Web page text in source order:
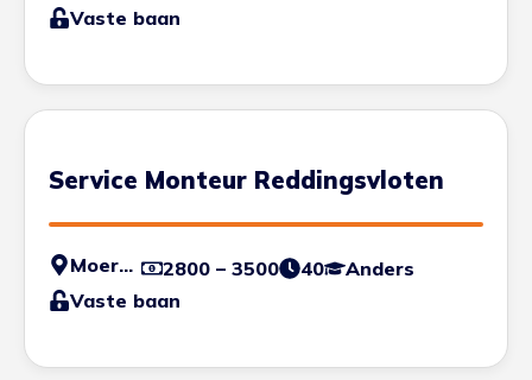
Vaste baan
Service Monteur Reddingsvloten
Moerdijk 2800 – 3500 40
Anders
Vaste baan